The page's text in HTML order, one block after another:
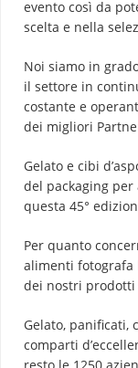
evento così da
scelta e nella
Noi siamo in
il settore in
costante e
dei migliori
Gelato e cibi
del packaging per
questa 45°
Per quanto
alimenti fotografa
dei nostri
Gelato, panificati,
comparti